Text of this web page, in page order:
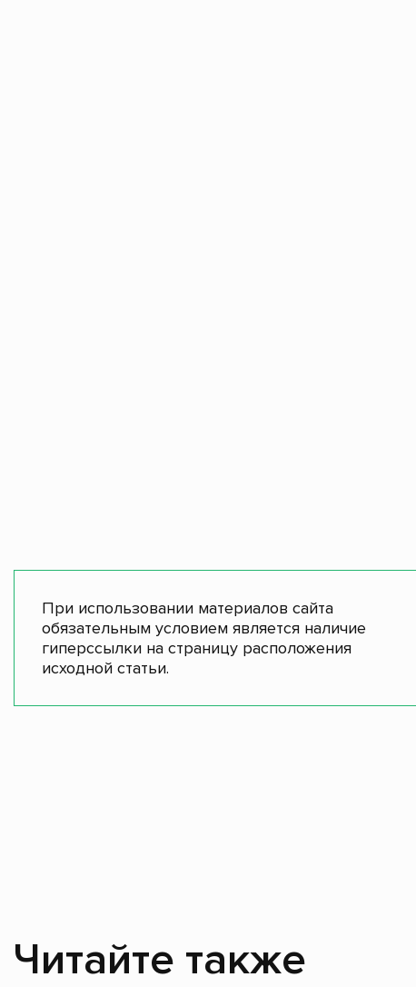
При использовании материалов сайта
обязательным условием является наличие
гиперссылки на страницу расположения
исходной статьи.
Читайте также